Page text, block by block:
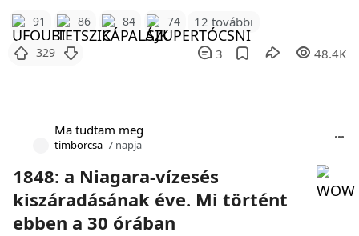
91 86 84 74 12 további
329 3 48.4K
Ma tudtam meg
timborcsa 7 napja
1848: a Niagara-vízesés
kiszáradásának éve. Mi történt
ebben a 30 órában